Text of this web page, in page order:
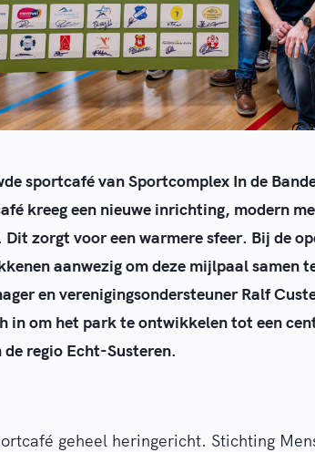
sportcafé van Sportcomplex In de
kreeg een nieuwe inrichting, modern
zorgt voor een warmere sfeer. Bij de
aanwezig om deze mijlpaal samen
en verenigingsondersteuner Ralf
in om het park te ontwikkelen tot een
regio Echt-Susteren.
geheel heringericht. Stichting